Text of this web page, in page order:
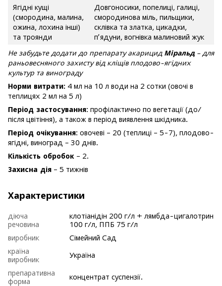
Ягідні кущі
(смородина, малина,
ожина, лохина інші)
та троянди
Довгоносики, попелиці, галиці,
смородинова міль, пильщики,
склівка та златка, цикадки,
п’ядуни, вогнівка малиновий жук
Не забудьте додати до препарату акарицид Міральд– для
раньовесняного захисту від кліщів плодово-ягідних
культур та винограду
Норми витрати: 4 мл на 10 л води на 2 сотки (овочі в
теплицях 2 мл на 5 л)
Період застосування: профілактично по вегетації (до/
після цвітіння), а також в період виявлення шкідника.
Період очікування: овочеві – 20 (теплиці – 5-7), плодово-
ягідні, виноград – 30 днів.
Кількість обробок – 2.
Захисна дія – 5 тижнів
Характеристики
діюча
речовина
клотіанідін 200 г/л + лямбда-цигалотрин
100 г/л, ППБ 75 г/л
виробник
Сімейний Сад
країна
виробник
Україна
препаративна
форма
концентрат суспензії.